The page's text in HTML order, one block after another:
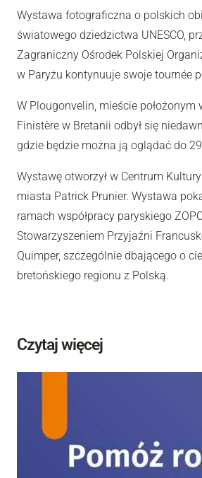
Wystawa fotograficzna o polskich
światowego dziedzictwa UNESCO,
Zagraniczny Ośrodek Polskiej
w Paryżu kontynuuje swoje tournée
W Plougonvelin, mieście położonym
Finistère w Bretanii odbył się
gdzie będzie można ją oglądać do
Wystawę otworzył w Centrum
miasta Patrick Prunier. Wystawa
ramach współpracy paryskiego
Stowarzyszeniem Przyjaźni
Quimper, szczególnie dbającego o
bretońskiego regionu z Polską.
Czytaj więcej